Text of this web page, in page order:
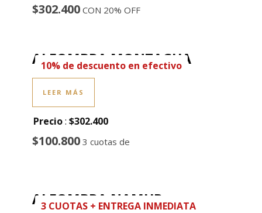
$302.400 CON 20% OFF
ALFOMBRA MONTAGUA
LEER MÁS
Precio: $302.400
$100.800 3 cuotas de
10% de descuento en efectivo
ALFOMBRA NAMUR
3 CUOTAS + ENTREGA INMEDIATA